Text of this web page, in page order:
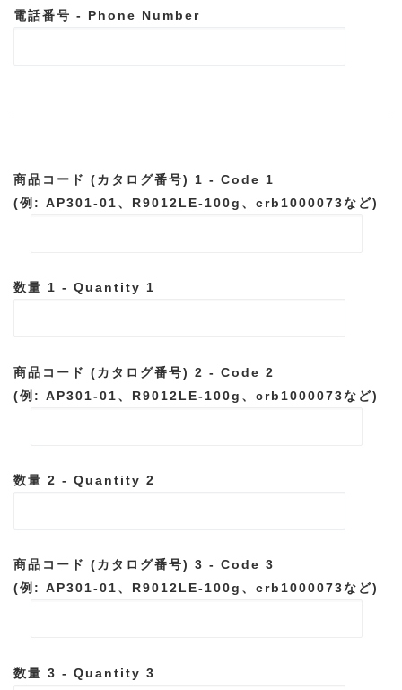
電話番号 - Phone Number
商品コード (カタログ番号) 1 - Code 1
(例: AP301-01、R9012LE-100g、crb1000073など)
数量 1 - Quantity 1
商品コード (カタログ番号) 2 - Code 2
(例: AP301-01、R9012LE-100g、crb1000073など)
数量 2 - Quantity 2
商品コード (カタログ番号) 3 - Code 3
(例: AP301-01、R9012LE-100g、crb1000073など)
数量 3 - Quantity 3